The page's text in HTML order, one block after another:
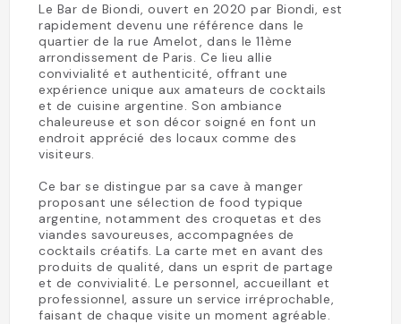
Le Bar de Biondi, ouvert en 2020 par Biondi, est
rapidement devenu une référence dans le
quartier de la rue Amelot, dans le 11ème
arrondissement de Paris. Ce lieu allie
convivialité et authenticité, offrant une
expérience unique aux amateurs de cocktails
et de cuisine argentine. Son ambiance
chaleureuse et son décor soigné en font un
endroit apprécié des locaux comme des
visiteurs.
Ce bar se distingue par sa cave à manger
proposant une sélection de food typique
argentine, notamment des croquetas et des
viandes savoureuses, accompagnées de
cocktails créatifs. La carte met en avant des
produits de qualité, dans un esprit de partage
et de convivialité. Le personnel, accueillant et
professionnel, assure un service irréprochable,
faisant de chaque visite un moment agréable.